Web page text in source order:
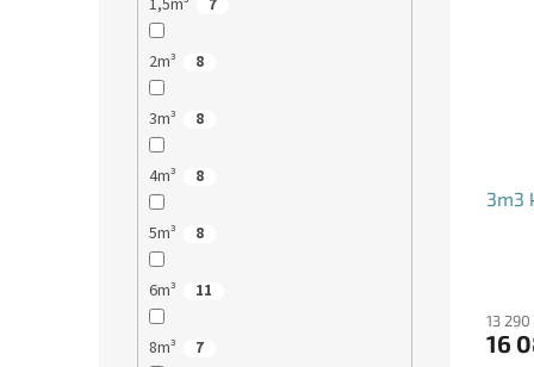
1,5m³ 7
2m³ 8
3m³ 8
4m³ 8
5m³ 8
6m³ 11
8m³ 7
3m3
13
16